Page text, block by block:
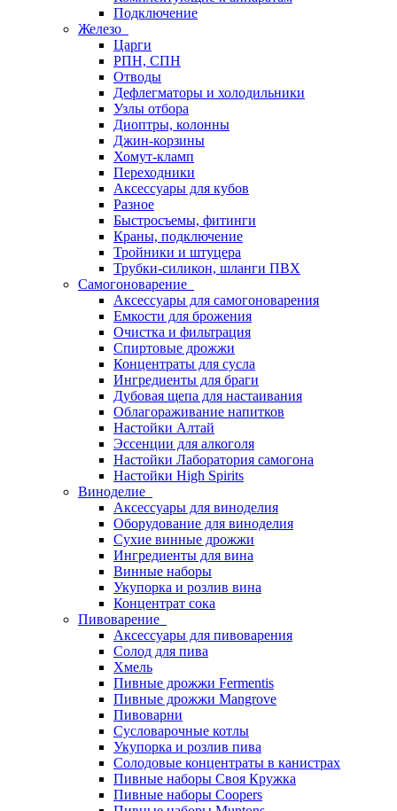
Подключение
Железо
Царги
РПН, СПН
Отводы
Дефлегматоры и холодильники
Узлы отбора
Диоптры, колонны
Джин-корзины
Хомут-кламп
Переходники
Аксессуары для кубов
Разное
Быстросъемы, фитинги
Краны, подключение
Тройники и штуцера
Трубки-силикон, шланги ПВХ
Самогоноварение
Аксессуары для самогоноварения
Емкости для брожения
Очистка и фильтрация
Спиртовые дрожжи
Концентраты для сусла
Ингредиенты для браги
Дубовая щепа для настаивания
Облагораживание напитков
Настойки Алтай
Эссенции для алкоголя
Настойки Лаборатория самогона
Настойки High Spirits
Виноделие
Аксессуары для виноделия
Оборудование для виноделия
Сухие винные дрожжи
Ингредиенты для вина
Винные наборы
Укупорка и розлив вина
Концентрат сока
Пивоварение
Аксессуары для пивоварения
Солод для пива
Хмель
Пивные дрожжи Fermentis
Пивные дрожжи Mangrove
Пивоварни
Сусловарочные котлы
Укупорка и розлив пива
Солодовые концентраты в канистрах
Пивные наборы Своя Кружка
Пивные наборы Coopers